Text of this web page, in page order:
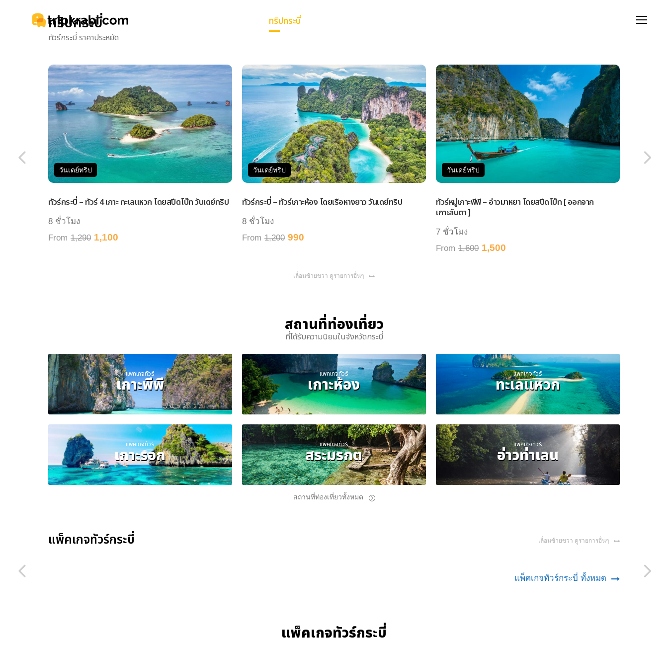
ทริปกระบี่
ทริปกระบี่
ทัวร์กระบี่ ราคาประหยัด
วันเดย์ทริป
ทัวร์กระบี่ – ทัวร์ 4 เกาะ ทะเลแหวก โดยสปีดโบ๊ท วันเดย์ทริป
8 ชั่วโมง
From 1,290 1,100
วันเดย์ทริป
ทัวร์กระบี่ – ทัวร์เกาะห้อง โดยเรือหางยาว วันเดย์ทริป
8 ชั่วโมง
From 1,200 990
วันเดย์ทริป
ทัวร์หมู่เกาะพีพี – อ่าวมาหยา โดยสปีดโบ๊ท [ ออกจาก
เกาะลันตา ]
7 ชั่วโมง
From 1,600 1,500
เลื่อนซ้ายขวา ดูรายการอื่นๆ
สถานที่ท่องเที่ยว
ที่ได้รับความนิยมในจังหวัดกระบี่
แพคเกจทัวร์
เกาะพีพี แพคเกจทัวร์
เกาะห้อง แพคเกจทัวร์
ทะเลแหวก
แพคเกจทัวร์
เกาะรอก แพคเกจทัวร์
สระมรกต แพคเกจทัวร์
อ่าวท่าเลน
สถานที่ท่องเที่ยวทั้งหมด
แพ็คเกจทัวร์กระบี่ เลื่อนซ้ายขวา ดูรายการอื่นๆ
แพ็คเกจทัวร์กระบี่ ทั้งหมด
แพ็คเกจทัวร์กระบี่